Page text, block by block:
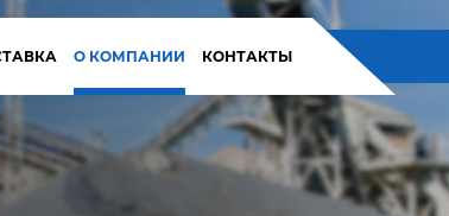
О КОМПАНИИ КОНТАКТЫ